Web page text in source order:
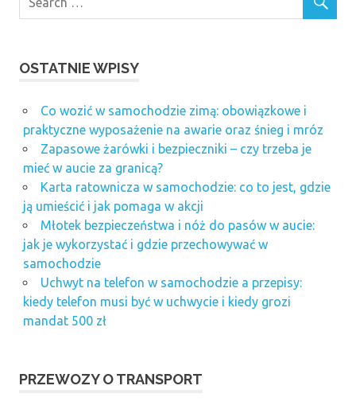
OSTATNIE WPISY
Co wozić w samochodzie zimą: obowiązkowe i
praktyczne wyposażenie na awarie oraz śnieg i mróz
Zapasowe żarówki i bezpieczniki – czy trzeba je
mieć w aucie za granicą?
Karta ratownicza w samochodzie: co to jest, gdzie
ją umieścić i jak pomaga w akcji
Młotek bezpieczeństwa i nóż do pasów w aucie:
jak je wykorzystać i gdzie przechowywać w
samochodzie
Uchwyt na telefon w samochodzie a przepisy:
kiedy telefon musi być w uchwycie i kiedy grozi
mandat 500 zł
PRZEWOZY O TRANSPORT